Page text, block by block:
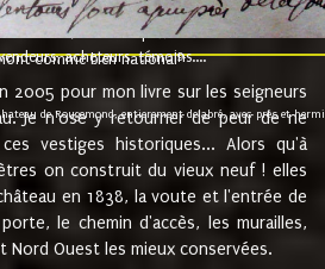
terriers, etc... au prix de 880 livre louis
acheteurs, témoins....
comme bien national9.
de Rougemond, entierement delabré, avec près et
2005 pour mon livre sur les seigneurs
Je n'ose y retourner de peur de ne
vestiges historiques... Alors qu'à
on construit du vieux neuf ! elles
en 1838, la voute et l'entrée de
le chemin d'accès, les murailles,
Ouest les mieux conservées.